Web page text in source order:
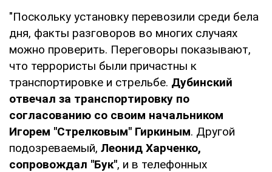
"Поскольку установку перевозили среди бела
дня, факты разговоров во многих случаях
можно проверить. Переговоры показывают,
что террористы были причастны к
транспортировке и стрельбе. Дубинский
отвечал за транспортировку по
согласованию со своим начальником
Игорем "Стрелковым" Гиркиным. Другой
подозреваемый, Леонид Харченко,
сопровождал "Бук", и в телефонных